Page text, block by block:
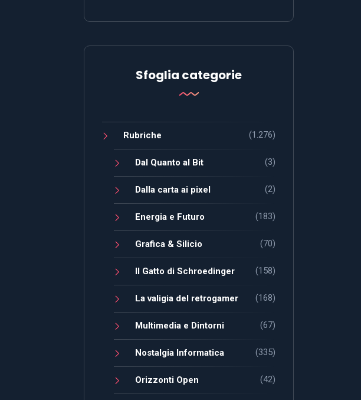
Sfoglia categorie
Rubriche (1.276)
Dal Quanto al Bit (3)
Dalla carta ai pixel (2)
Energia e Futuro (183)
Grafica & Silicio (70)
Il Gatto di Schroedinger (158)
La valigia del retrogamer (168)
Multimedia e Dintorni (67)
Nostalgia Informatica (335)
Orizzonti Open (42)